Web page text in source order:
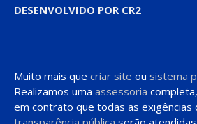
DESENVOLVIDO POR CR2
Muito mais que criar site ou sistema
Realizamos uma assessoria
em contrato que todas as exigências